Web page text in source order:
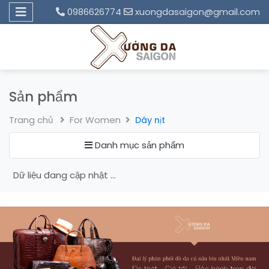
0986626774 xuongdasaigon@gmail.com
Sản phẩm
Trang chủ For Women Dây nịt
Danh mục sản phẩm
Dữ liệu đang cập nhật ...